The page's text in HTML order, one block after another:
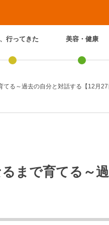
行ってきた 美容・健康
る～過去の自分と対話する【12月27
まで育てる～